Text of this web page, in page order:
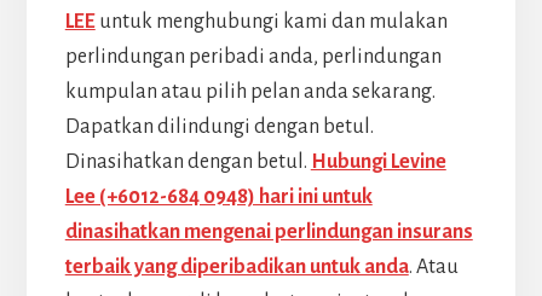
LEEuntuk menghubungi kami dan mulakan
perlindungan peribadi anda, perlindungan
kumpulan atau pilih pelan anda sekarang.
Dapatkan dilindungi dengan betul.
Dinasihatkan dengan betul. Hubungi Levine
Lee (+6012-684 0948) hari ini untuk
dinasihatkan mengenai perlindungan insurans
terbaik yang diperibadikan untuk anda. Atau